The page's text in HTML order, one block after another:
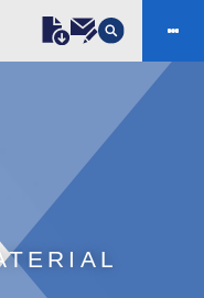
機構部品
樹脂継手、配管施工
プリント基板実装関連
会社案内
IR